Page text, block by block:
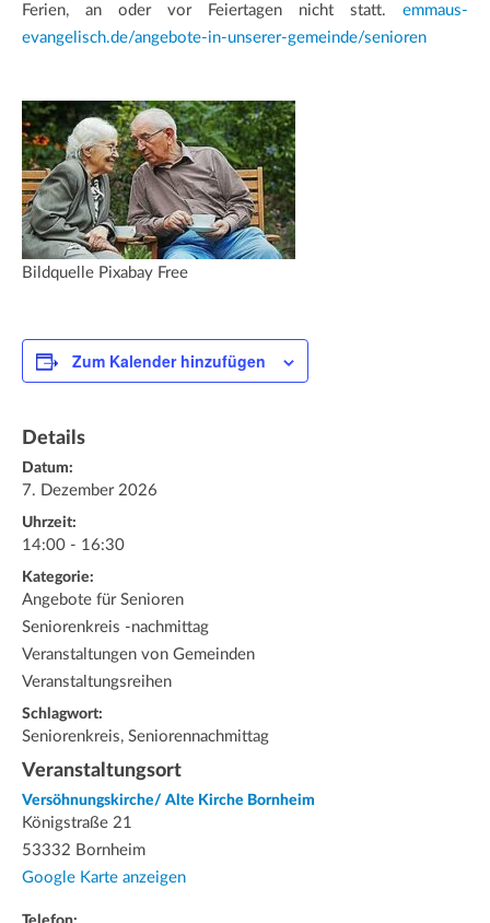
Ferien, an oder vor Feiertagen nicht statt. emmaus-
evangelisch.de/angebote-in-unserer-gemeinde/senioren
Bildquelle Pixabay Free
Zum Kalender hinzufügen
Details
Datum:
7. Dezember 2026
Uhrzeit:
14:00 - 16:30
Kategorie:
Angebote für Senioren
Seniorenkreis -nachmittag
Veranstaltungen von Gemeinden
Veranstaltungsreihen
Schlagwort:
Seniorenkreis, Seniorennachmittag
Veranstaltungsort
Versöhnungskirche/ Alte Kirche Bornheim
Königstraße 21
53332 Bornheim
Google Karte anzeigen